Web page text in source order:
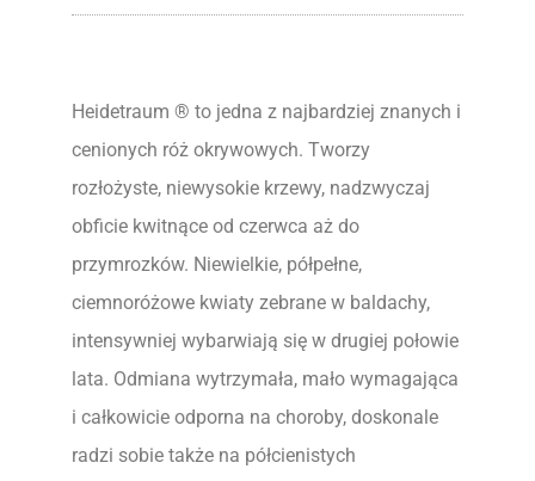
Heidetraum ® to jedna z najbardziej znanych i
cenionych róż okrywowych. Tworzy
rozłożyste, niewysokie krzewy, nadzwyczaj
obficie kwitnące od czerwca aż do
przymrozków. Niewielkie, półpełne,
ciemnoróżowe kwiaty zebrane w baldachy,
intensywniej wybarwiają się w drugiej połowie
lata. Odmiana wytrzymała, mało wymagająca
i całkowicie odporna na choroby, doskonale
radzi sobie także na półcienistych